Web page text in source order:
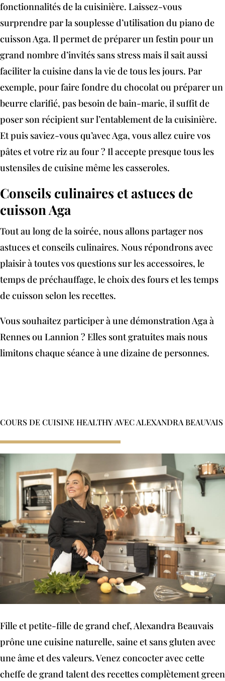
fonctionnalités de la cuisinière. Laissez-vous
surprendre par la souplesse d’utilisation du piano de
cuisson Aga. Il permet de préparer un festin pour un
grand nombre d’invités sans stress mais il sait aussi
faciliter la cuisine dans la vie de tous les jours. Par
exemple, pour faire fondre du chocolat ou préparer un
beurre clarifié, pas besoin de bain-marie, il suffit de
poser son récipient sur l’entablement de la cuisinière.
Et puis saviez-vous qu’avec Aga, vous allez cuire vos
pâtes et votre riz au four ? Il accepte presque tous les
ustensiles de cuisine même les casseroles.
Conseils culinaires et astuces de
cuisson Aga
Tout au long de la soirée, nous allons partager nos
astuces et conseils culinaires. Nous répondrons avec
plaisir à toutes vos questions sur les accessoires, le
temps de préchauffage, le choix des fours et les temps
de cuisson selon les recettes.
Vous souhaitez participer à une démonstration Aga à
Rennes ou Lannion ? Elles sont gratuites mais nous
limitons chaque séance à une dizaine de personnes.
COURS DE CUISINE HEALTHY AVEC ALEXANDRA BEAUVAIS
Fille et petite-fille de grand chef, Alexandra Beauvais
prône une cuisine naturelle, saine et sans gluten avec
une âme et des valeurs. Venez concocter avec cette
cheffe de grand talent des recettes complètement green